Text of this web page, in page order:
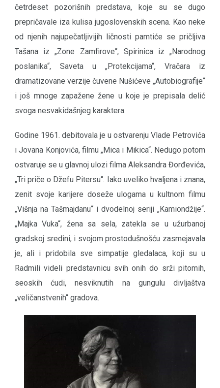
četrdeset pozorišnih predstava, koje su se dugo
prepričavale iza kulisa jugoslovenskih scena. Kao neke
od njenih najupečatljivijih ličnosti pamtiće se pričljiva
Tašana iz „Zone Zamfirove“, Spirinica iz „Narodnog
poslanika“, Saveta u „Protekcijama“, Vračara iz
dramatizovane verzije čuvene Nušićeve „Autobiografije“
i još mnoge zapažene žene u koje je prepisala delić
svoga nesvakidašnjeg karaktera.
Godine 1961. debitovala je u ostvarenju Vlade Petrovića
i Jovana Konjovića, filmu „Mica i Mikica“. Nedugo potom
ostvaruje se u glavnoj ulozi filma Aleksandra Đorđevića,
„Tri priče o Džefu Pitersu“. Iako uveliko hvaljena i znana,
zenit svoje karijere doseže ulogama u kultnom filmu
„Višnja na Tašmajdanu“ i dvodelnoj seriji „Kamiondžije“.
„Majka Vuka“, žena sa sela, zatekla se u užurbanoj
gradskoj sredini, i svojom prostodušnošću zasmejavala
je, ali i pridobila sve simpatije gledalaca, koji su u
Radmili videli predstavnicu svih onih do srži pitomih,
seoskih ćudi, nesviknutih na gungulu divljaštva
„veličanstvenih“ gradova.